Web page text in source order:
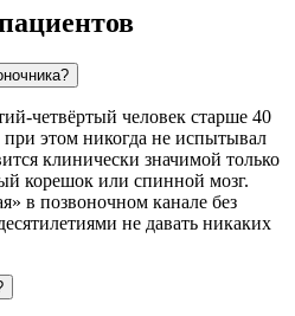
четвёртый человек старше 40
этом никогда не испытывал
клинически значимой только
корешок или спинной мозг.
в позвоночном канале без
не давать никаких